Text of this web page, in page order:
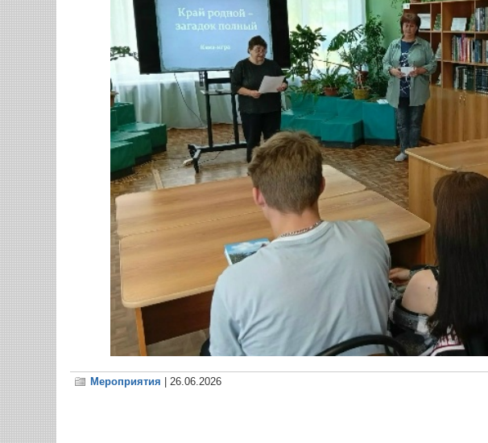
Мероприятия | 26.06.2026